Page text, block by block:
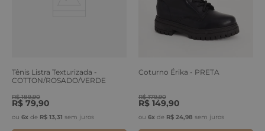
Tênis Listra Texturizada -
COTTON/ROSADO/VERDE
R$ 189,90
R$ 79,90
ou 6x de R$ 13,31 sem juros
Coturno Érika - PRETA
R$ 179,90
R$ 149,90
ou 6x de R$ 24,98 sem juros